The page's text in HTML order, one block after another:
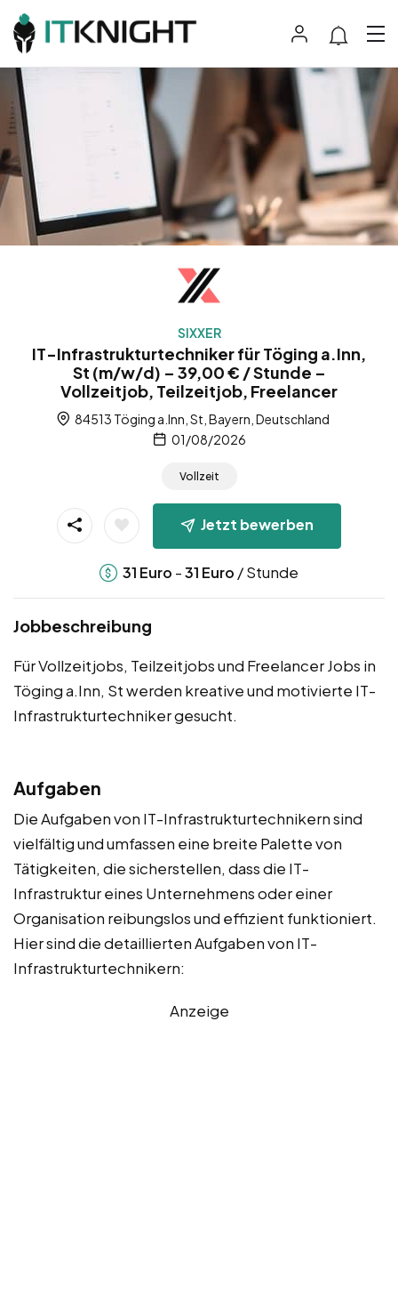
SIXXER
IT-Infrastrukturtechniker für Töging a.Inn,
St (m/w/d) – 39,00 € / Stunde –
Vollzeitjob, Teilzeitjob, Freelancer
84513 Töging a.Inn, St, Bayern, Deutschland
01/08/2026
Vollzeit
Jetzt bewerben
31 Euro -31 Euro / Stunde
Jobbeschreibung
Für Vollzeitjobs, Teilzeitjobs und Freelancer Jobs in
Töging a.Inn, St werden kreative und motivierte IT-
Infrastrukturtechniker gesucht.
Aufgaben
Die Aufgaben von IT-Infrastrukturtechnikern sind
vielfältig und umfassen eine breite Palette von
Tätigkeiten, die sicherstellen, dass die IT-
Infrastruktur eines Unternehmens oder einer
Organisation reibungslos und effizient funktioniert.
Hier sind die detaillierten Aufgaben von IT-
Infrastrukturtechnikern:
Anzeige